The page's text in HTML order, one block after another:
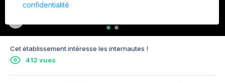
Cet établissement intéresse les internautes !
412 vues
confidentialité